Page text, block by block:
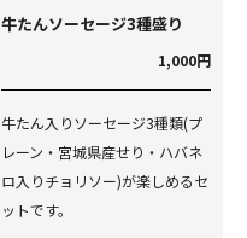
牛たんソーセージ3種盛り
1,000円
牛たん入りソーセージ3種類(プ
レーン・宮城県産せり・ハバネ
ロ入りチョリソー)が楽しめるセ
ットです。